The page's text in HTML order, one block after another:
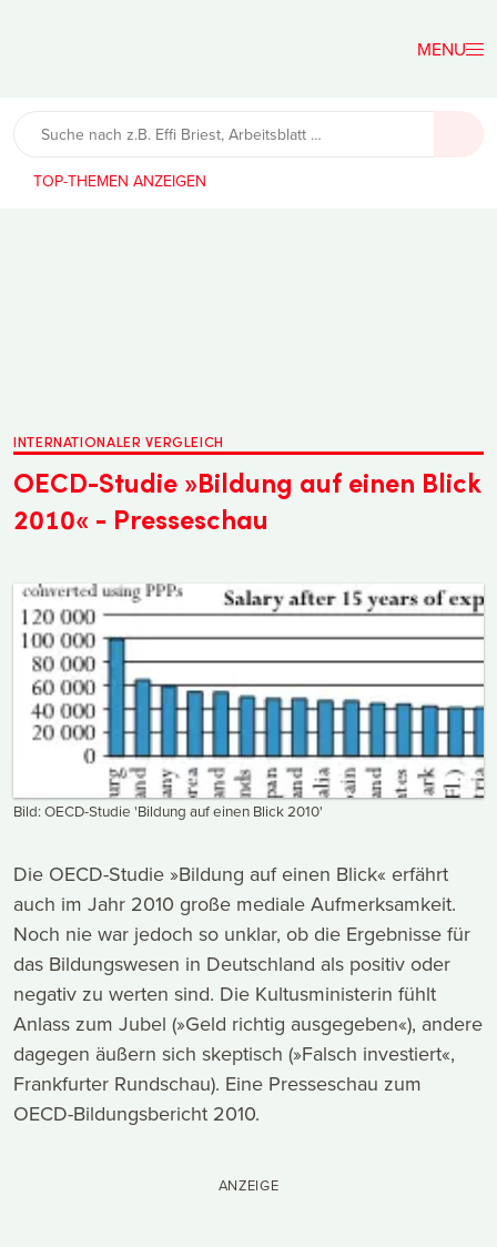
Lehrerfreund
TOP-THEMEN
INTERNATIONALER VERGLEICH
OECD-Studie »Bildung auf einen Blick
2010« - Presseschau
Bild: OECD-Studie 'Bildung auf einen Blick 2010'
Die OECD-Studie »Bildung auf einen Blick« erfährt
auch im Jahr 2010 große mediale Aufmerksamkeit.
Noch nie war jedoch so unklar, ob die Ergebnisse für
das Bildungswesen in Deutschland als positiv oder
negativ zu werten sind. Die Kultusministerin fühlt
Anlass zum Jubel (»Geld richtig ausgegeben«), andere
dagegen äußern sich skeptisch (»Falsch investiert«,
Frankfurter Rundschau). Eine Presseschau zum
OECD-Bildungsbericht 2010.
ANZEIGE